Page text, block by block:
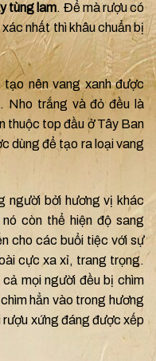
tùng lam. Để mà rượu có
nhất thì khâu chuẩn bị
tạo nên vang xanh được
Nho trắng và đỏ đều là
thuộc top đầu ở Tây Ban
dùng để tạo ra loại vang
người bởi hương vị khác
còn thể hiện độ sang
cho các buổi tiệc với sự
cực xa xỉ, trang trọng.
mọi người đều bị chìm
hẳn vào trong hương
xứng đáng được xếp